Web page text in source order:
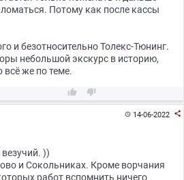
Потому как после кассы
и безотносительно Толекс-Тюнинг.
небольшой экскурс в историю,
всё же по теме.
 
14-06-2022 
))
и Сокольниках. Кроме ворчания
работ вспомнить ничего